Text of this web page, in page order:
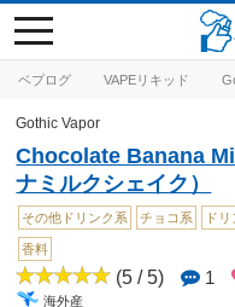
ベプログ VAPEリキッド
toggle
navigation
Gothic Vapor
Chocolate Banana
ナミルクシェイク）
その他ドリンク系 チョコ系 ド
香料
(5 / 5) 1
海外産